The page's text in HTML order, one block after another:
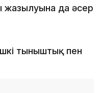
жазылуына да әсер
тыныштық пен